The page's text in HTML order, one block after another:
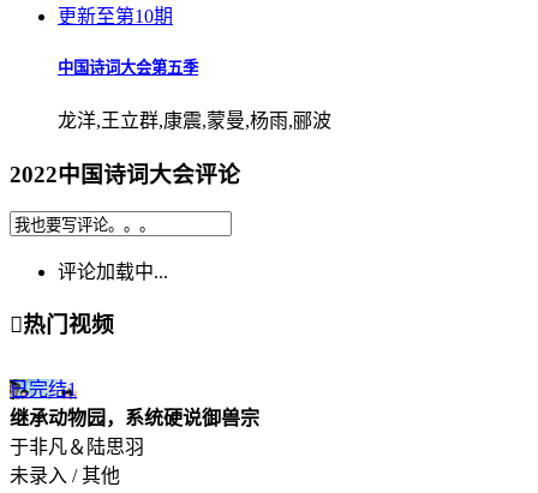
更新至第10期
中国诗词大会第五季
龙洋,王立群,康震,蒙曼,杨雨,郦波
2022中国诗词大会评论
评论加载中...
热门视频
已完结1
继承动物园，系统硬说御兽宗
于非凡＆陆思羽
未录入 / 其他